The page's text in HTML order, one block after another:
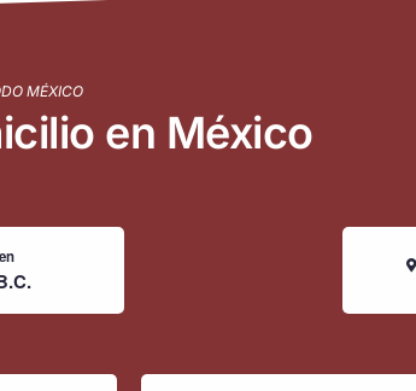
MÉXICO
en México